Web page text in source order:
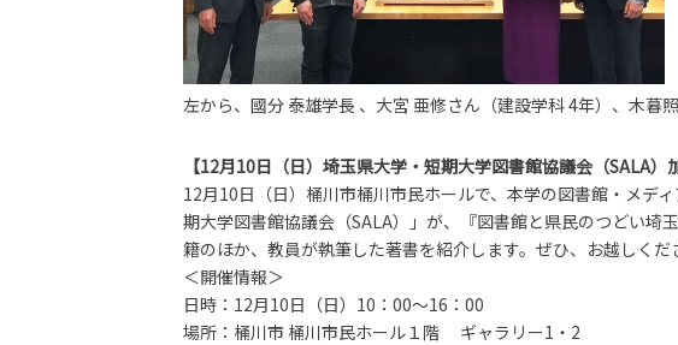
左から、國分 泰雄学長 、大宮 亜修さん（建設学科 4年）、木暮
【12月10日（日）埼玉県大学・短期大学図書館協議会（SALA
12月10日（日）桶川市桶川市民ホールで、本学の図書館・メデ
期大学図書館協議会（SALA）」が、『図書館と県民のつどい
籍のほか、教員が執筆した著書を紹介します。ぜひ、お越しくだ
＜開催情報＞
日時：12月10日（日）10：00～16：00
場所：桶川市 桶川市民ホール１階 ギャラリー1・2